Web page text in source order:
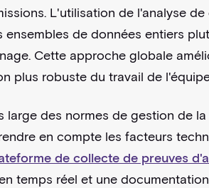
L'utilisation de l'analyse
ensembles de données entiers
Cette approche globale
plus robuste du travail de
large des normes de gestion de
en compte les facteurs
de collecte de preuves
temps réel et une